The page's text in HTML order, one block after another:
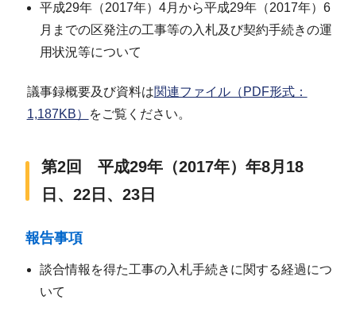
平成29年（2017年）4月から平成29年（2017年）6
月までの区発注の工事等の入札及び契約手続きの運
用状況等について
議事録概要及び資料は関連ファイル（PDF形式：
1,187KB）
をご覧ください。
第2回 平成29年（2017年）年8月18
日、22日、23日
報告事項
談合情報を得た工事の入札手続きに関する経過につ
いて